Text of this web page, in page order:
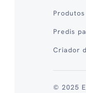
Predis
Criador
© 2025